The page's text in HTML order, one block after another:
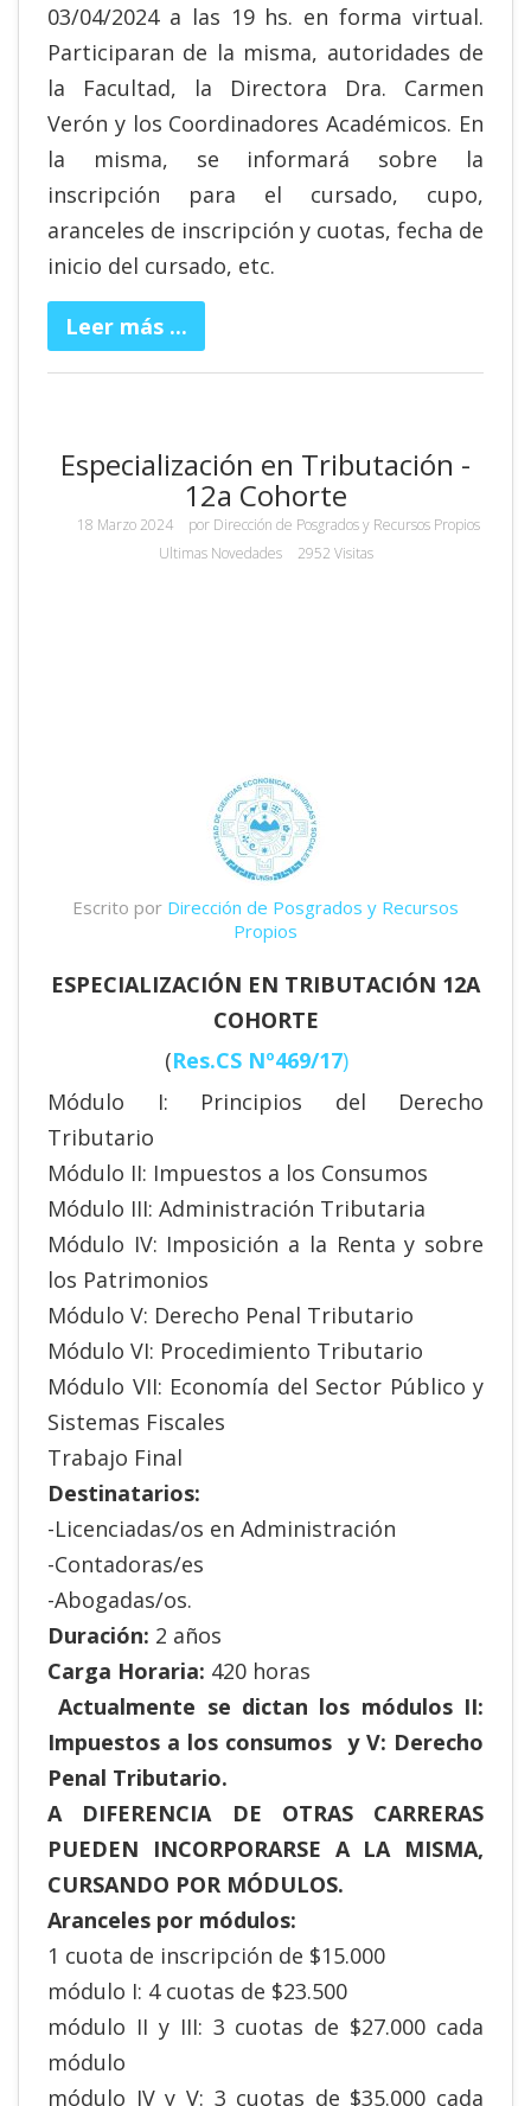
03/04/2024 a las 19 hs. en forma virtual.
Participaran de la misma, autoridades de
la Facultad, la Directora Dra. Carmen
Verón y los Coordinadores Académicos. En
la misma, se informará sobre la
inscripción para el cursado, cupo,
aranceles de inscripción y cuotas, fecha de
inicio del cursado, etc.
Leer más ...
Especialización en Tributación -
12a Cohorte
18 Marzo 2024 por Dirección de Posgrados y Recursos Propios
Ultimas Novedades
2952 Visitas
Escrito por Dirección de Posgrados y Recursos
Propios
ESPECIALIZACIÓN EN TRIBUTACIÓN 12A
COHORTE
(Res.CS Nº469/17)
Módulo I: Principios del Derecho
Tributario
Módulo II: Impuestos a los Consumos
Módulo III: Administración Tributaria
Módulo IV: Imposición a la Renta y sobre
los Patrimonios
Módulo V: Derecho Penal Tributario
Módulo VI: Procedimiento Tributario
Módulo VII: Economía del Sector Público y
Sistemas Fiscales
Trabajo Final
Destinatarios:
-Licenciadas/os en Administración
-Contadoras/es
-Abogadas/os.
Duración: 2 años
Carga Horaria: 420 horas
Actualmente se dictan los módulos II:
Impuestos a los consumos y V: Derecho
Penal Tributario.
A DIFERENCIA DE OTRAS CARRERAS
PUEDEN INCORPORARSE A LA MISMA,
CURSANDO POR MÓDULOS.
Aranceles por módulos:
1 cuota de inscripción de $15.000
módulo I: 4 cuotas de $23.500
módulo II y III: 3 cuotas de $27.000 cada
módulo
módulo IV y V: 3 cuotas de $35.000 cada